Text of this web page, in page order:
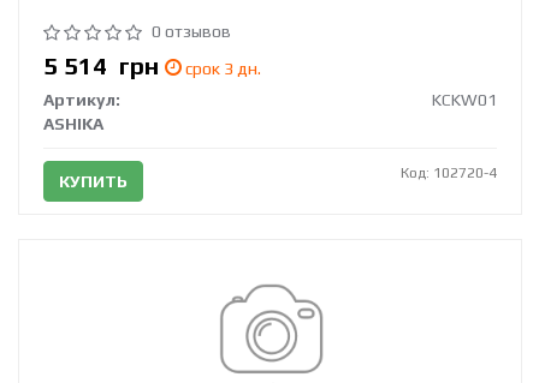
0 отзывов
5 514 грн
срок 3 дн.
Артикул:
KCKW01
ASHIKA
КУПИТЬ Код: 102720-4